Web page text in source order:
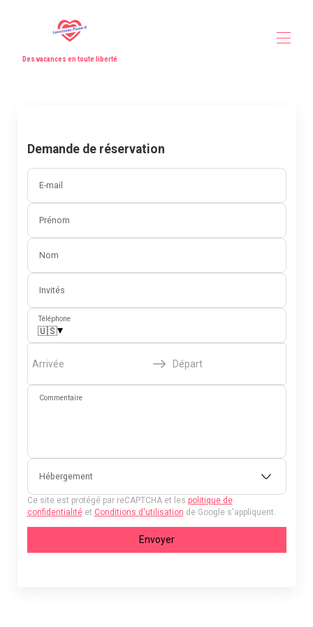
Des vacances en toute liberté
Contactez-nous
Demande de réservation
E-mail
Prénom
Nom
Invités
Téléphone
🇺🇸▾
Arrivée Départ
Commentaire
Hébergement
Ce site est protégé par reCAPTCHA et les politique de
confidentialitéet Conditions d'utilisation de Google s'appliquent.
Envoyer